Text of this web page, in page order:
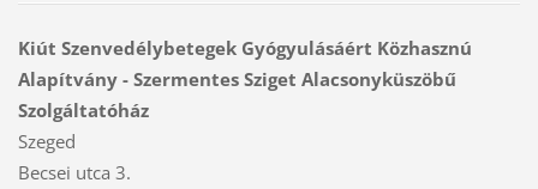
Kiút Szenvedélybetegek Gyógyulásáért Közhasznú
Alapítvány - Szermentes Sziget Alacsonyküszöbű
Szolgáltatóház
Szeged
Becsei utca 3.